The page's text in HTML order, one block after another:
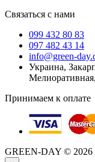
Связаться с нами
099 432 80 83
097 482 43 14
info@green-
Украина,
Принимаем к оплате
GREEN-DAY © 2026